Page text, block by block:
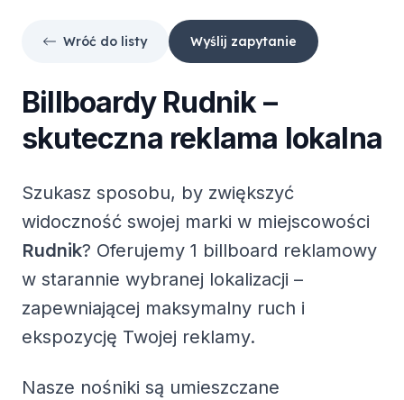
Wróć do listy Wyślij zapytanie
Billboardy Rudnik–
skuteczna reklama lokalna
Szukasz sposobu, by zwiększyć
widoczność swojej marki w miejscowości
Rudnik? Oferujemy 1 billboard reklamowy
w starannie wybranej lokalizacji –
zapewniającej maksymalny ruch i
ekspozycję Twojej reklamy.
Nasze nośniki są umieszczane